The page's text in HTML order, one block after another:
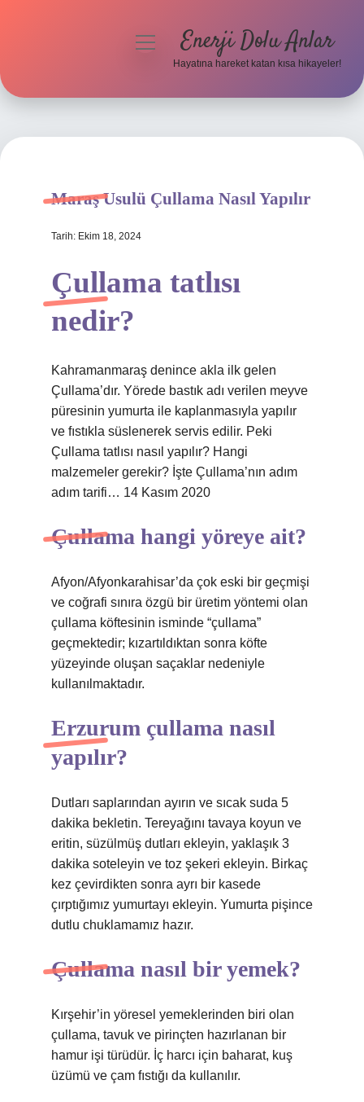
Hakkımızda
menüyüEnerji Dolu Anlar
Hayatına hareket katan kısa hikayeler!
Maraş Usulü Çullama Nasıl Yapılır
Tarih: Ekim 18, 2024
Çullama tatlısı
nedir?
Kahramanmaraş denince akla ilk gelen
Çullama’dır. Yörede bastık adı verilen meyve
püresinin yumurta ile kaplanmasıyla yapılır
ve fıstıkla süslenerek servis edilir. Peki
Çullama tatlısı nasıl yapılır? Hangi
malzemeler gerekir? İşte Çullama’nın adım
adım tarifi… 14 Kasım 2020
Çullama hangi yöreye ait?
Afyon/Afyonkarahisar’da çok eski bir geçmişi
ve coğrafi sınıra özgü bir üretim yöntemi olan
çullama köftesinin isminde “çullama”
geçmektedir; kızartıldıktan sonra köfte
yüzeyinde oluşan saçaklar nedeniyle
kullanılmaktadır.
Erzurum çullama nasıl
yapılır?
Dutları saplarından ayırın ve sıcak suda 5
dakika bekletin. Tereyağını tavaya koyun ve
eritin, süzülmüş dutları ekleyin, yaklaşık 3
dakika soteleyin ve toz şekeri ekleyin. Birkaç
kez çevirdikten sonra ayrı bir kasede
çırptığımız yumurtayı ekleyin. Yumurta pişince
dutlu chuklamamız hazır.
Çullama nasıl bir yemek?
Kırşehir’in yöresel yemeklerinden biri olan
çullama, tavuk ve pirinçten hazırlanan bir
hamur işi türüdür. İç harcı için baharat, kuş
üzümü ve çam fıstığı da kullanılır.